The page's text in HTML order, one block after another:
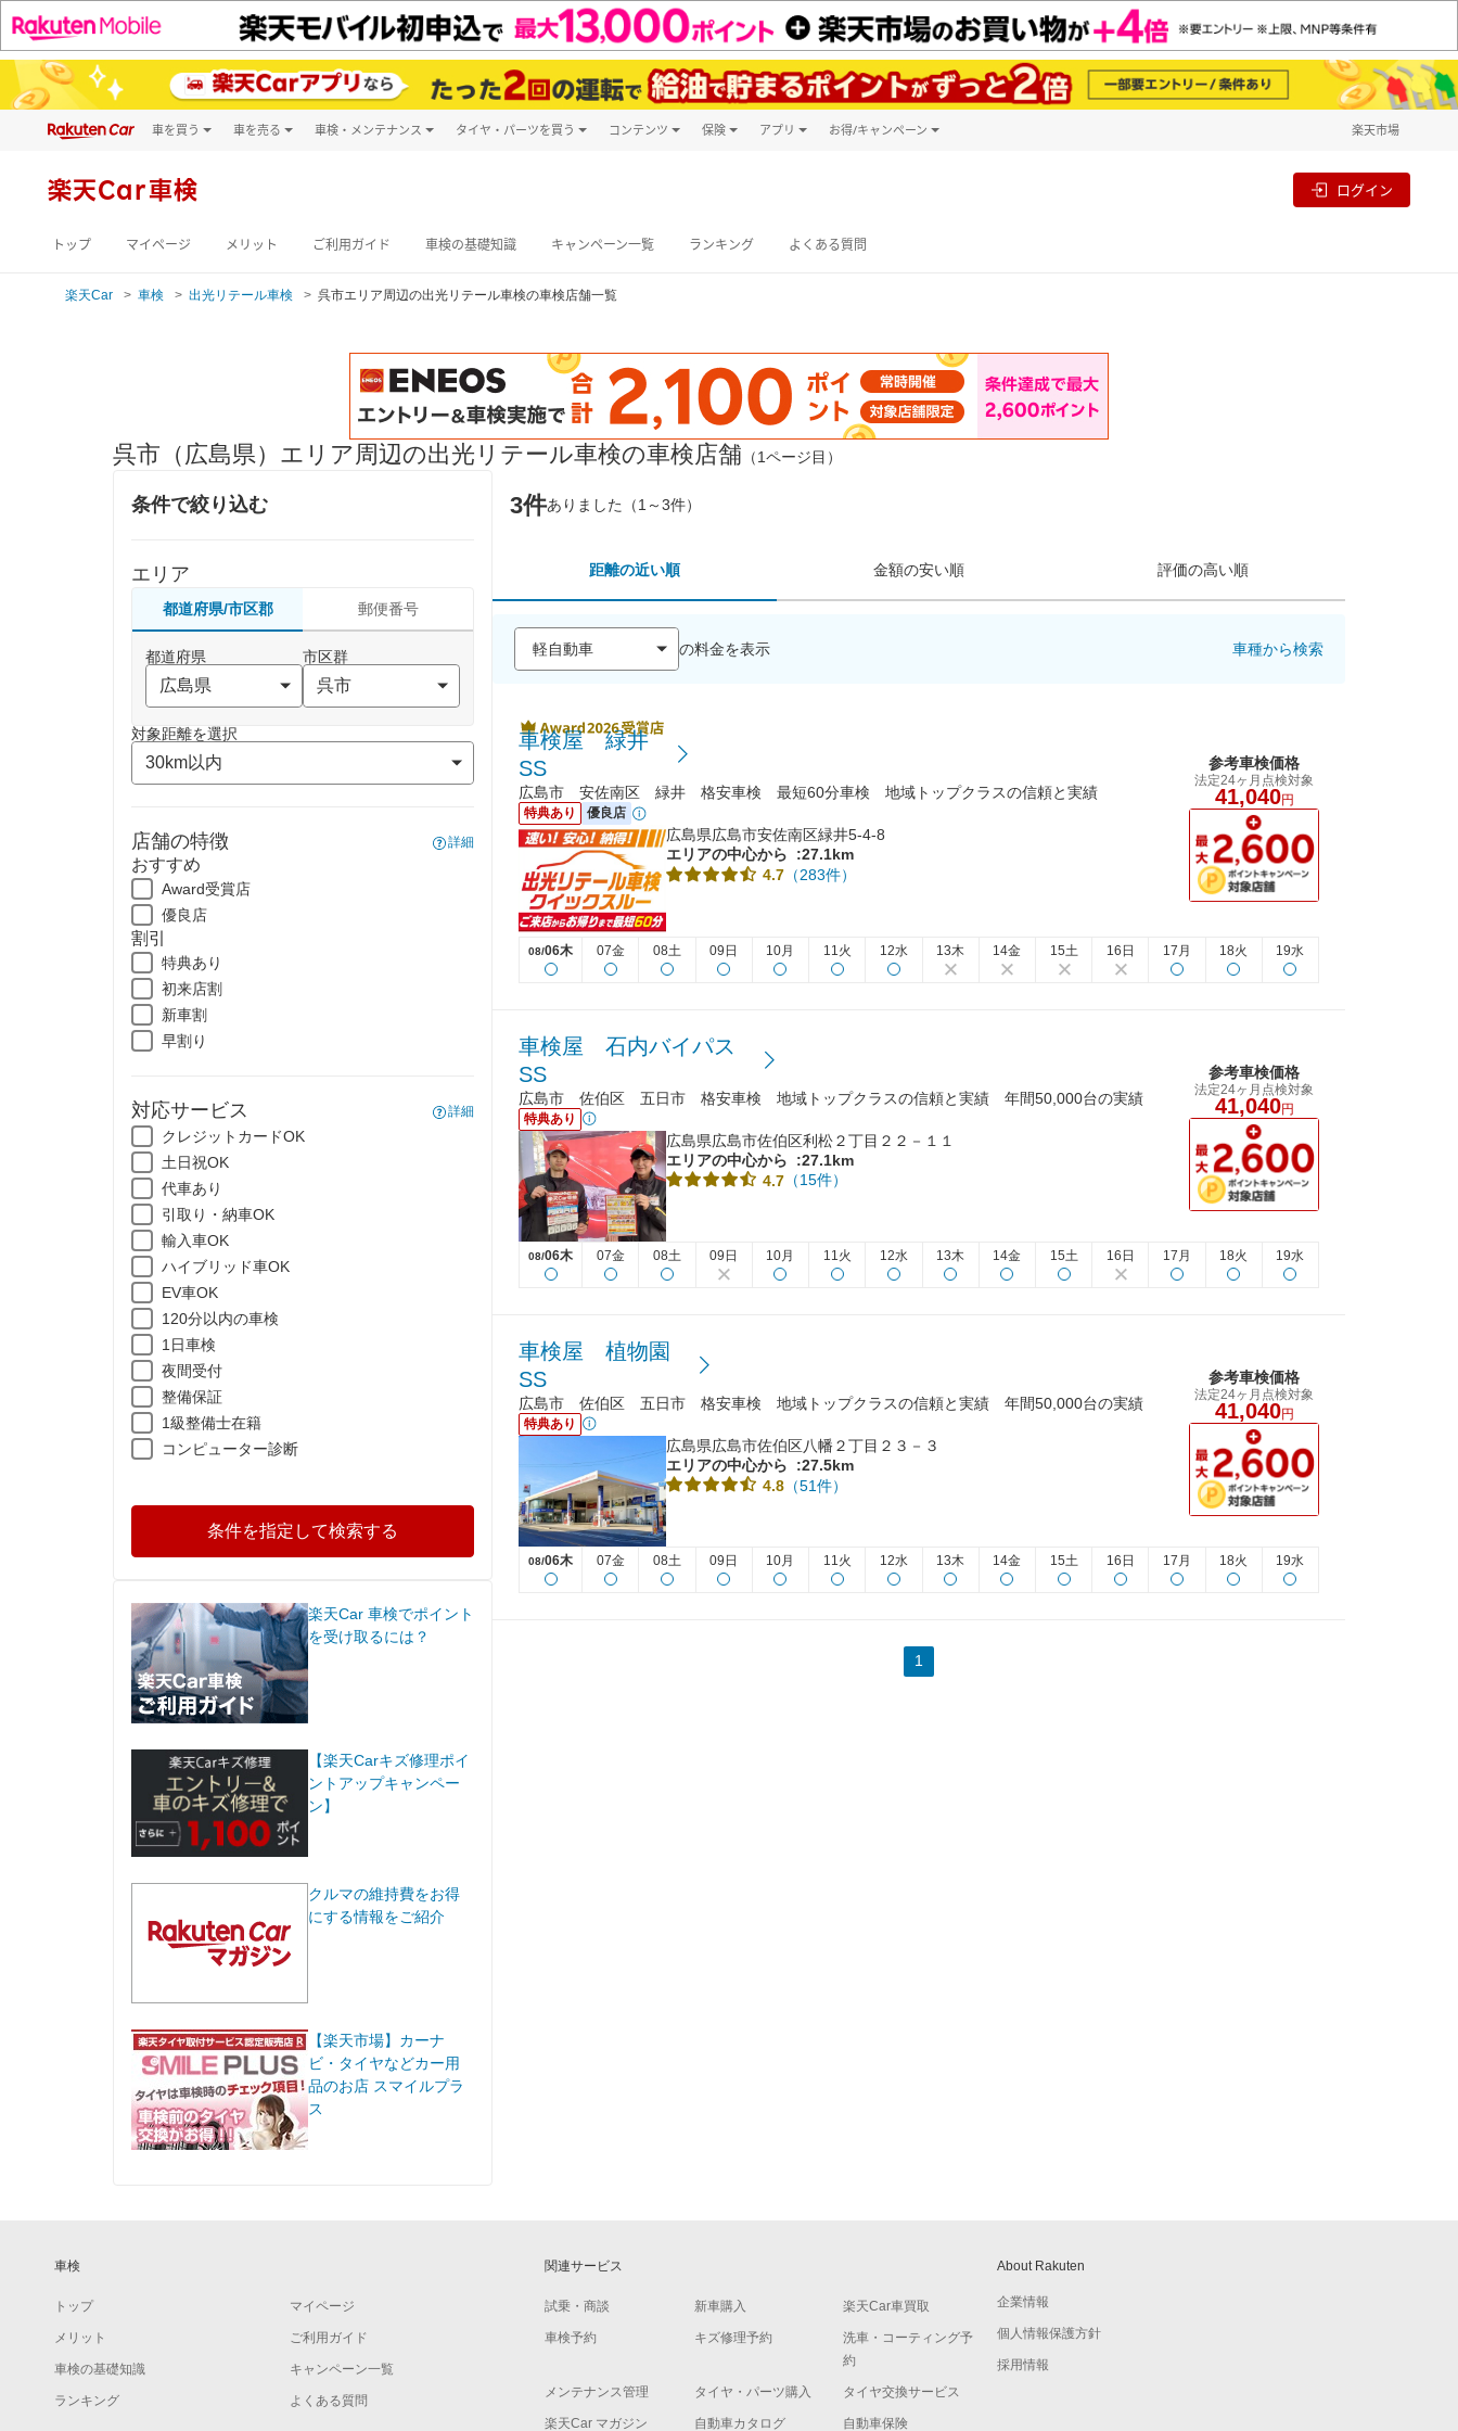
車を買う
新車
車を売る 車検・メンテナンス タイヤ・パーツを買う コンテンツ 保険 アプリ お得/キャンペーン 楽天市場
楽天Car車検 ログイン
トップ マイページ メリット ご利用ガイド 車検の基礎知識 キャンペーン一覧 ランキング よくある質問
楽天Car 車検 出光リテール車検 呉市エリア周辺の出光リテール車検の車検店舗一覧
呉市（広島県）エリア周辺の出光リテール車検の車検店舗 （1ページ目）
条件で絞り込む
エリア
都道府県/市区郡 郵便番号
都道府県 市区群
対象距離を選択
店舗の特徴 詳細
おすすめ
Award受賞店
優良店
割引
特典あり
初来店割
新車割
早割り
対応サービス 詳細
クレジットカードOK
土日祝OK
代車あり
引取り・納車OK
輸入車OK
ハイブリッド車OK
EV車OK
120分以内の車検
1日車検
夜間受付
整備保証
1級整備士在籍
コンピューター診断
条件を指定して検索する
楽天Car 車検でポイント
を受け取るには？
【楽天Carキズ修理ポイ
ントアップキャンペー
ン】
クルマの維持費をお得
にする情報をご紹介
【楽天市場】カーナ
ビ・タイヤなどカー用
品のお店 スマイルプラ
ス
3件ありました（1～3件）
距離の近い順 金額の安い順 評価の高い順
の料金を表示 車種から検索
車検屋 緑井
SS
広島市 安佐南区 緑井 格安車検 最短60分車検 地域トップクラスの信頼と実績
特典あり 優良店
広島県広島市安佐南区緑井5-4-8
エリアの中心から
:27.1km
4.7 （283件）
参考車検価格
法定24ヶ月点検対象
41,040円
08/06木 07金 08土 09日 10月 11火 12水 13木 14金 15土 16日 17月 18火 19水
車検屋 石内バイパス
SS
広島市 佐伯区 五日市 格安車検 地域トップクラスの信頼と実績 年間50,000台の実績
特典あり
広島県広島市佐伯区利松２丁目２２－１１
エリアの中心から
:27.1km
4.7 （15件）
参考車検価格
法定24ヶ月点検対象
41,040円
08/06木 07金 08土 09日 10月 11火 12水 13木 14金 15土 16日 17月 18火 19水
車検屋 植物園
SS
広島市 佐伯区 五日市 格安車検 地域トップクラスの信頼と実績 年間50,000台の実績
特典あり
広島県広島市佐伯区八幡２丁目２３－３
エリアの中心から
:27.5km
4.8 （51件）
参考車検価格
法定24ヶ月点検対象
41,040円
08/06木 07金 08土 09日 10月 11火 12水 13木 14金 15土 16日 17月 18火 19水
1
車検
トップ マイページ
メリット ご利用ガイド
車検の基礎知識 キャンペーン一覧
ランキング よくある質問
関連サービス
試乗・商談 新車購入 楽天Car車買取
車検予約 キズ修理予約
洗車・コーティング予
約
メンテナンス管理 タイヤ・パーツ購入 タイヤ交換サービス
楽天Car マガジン 自動車カタログ 自動車保険
About Rakuten
企業情報
個人情報保護方針
採用情報